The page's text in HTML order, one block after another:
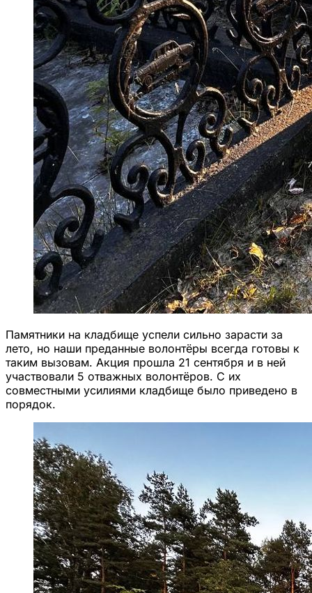
Памятники на кладбище успели сильно зарасти за
лето, но наши преданные волонтёры всегда готовы к
таким вызовам. Акция прошла 21 сентября и в ней
участвовали 5 отважных волонтёров. С их
совместными усилиями кладбище было приведено в
порядок.